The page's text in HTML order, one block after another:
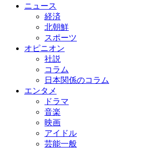
ニュース
経済
北朝鮮
スポーツ
オピニオン
社説
コラム
日本関係のコラム
エンタメ
ドラマ
音楽
映画
アイドル
芸能一般